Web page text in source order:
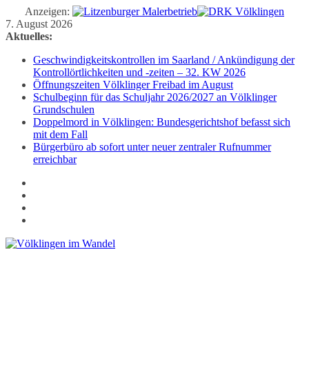
Anzeigen:
Zum
Inhalt
7. August 2026
Aktuelles:
Geschwindigkeitskontrollen im Saarland / Ankündigung der
Kontrollörtlichkeiten und -zeiten – 32. KW 2026
Öffnungszeiten Völklinger Freibad im August
Schulbeginn für das Schuljahr 2026/2027 an Völklinger
Grundschulen
Doppelmord in Völklingen: Bundesgerichtshof befasst sich
mit dem Fall
Bürgerbüro ab sofort unter neuer zentraler Rufnummer
erreichbar